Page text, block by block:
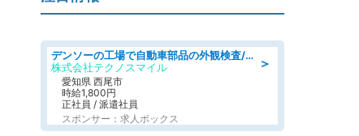
＞
デンソーの工場で自動車部品の外観検査/denso aichi
株式会社テクノスマイル
愛知県 西尾市
時給1,800円
正社員 / 派遣社員
スポンサー：求人ボックス